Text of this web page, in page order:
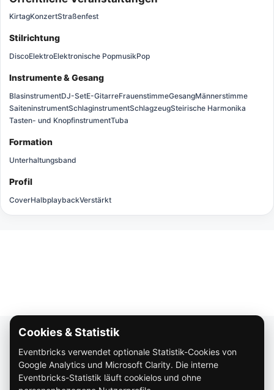
KirtagKonzertStraßenfest
Stilrichtung
DiscoElektroElektronische PopmusikPop
Instrumente & Gesang
BlasinstrumentDJ-SetE-GitarreFrauenstimmeGesangMännerstimme
SaiteninstrumentSchlaginstrumentSchlagzeugSteirische Harmonika
Tasten- und KnopfinstrumentTuba
Formation
Unterhaltungsband
Profil
CoverHalbplaybackVerstärkt
Über Eventbricks
So funktioniert Eventbricks
Impressum
Cookies & Statistik
Eventbricks verwendet optionale Statistik-Cookies von
Google Analytics und Microsoft Clarity. Die interne
Eventbricks-Statistik läuft cookielos und ohne